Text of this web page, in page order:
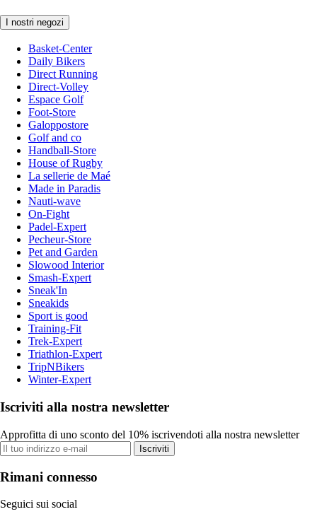
I nostri negozi
Basket-Center
Daily Bikers
Direct Running
Direct-Volley
Espace Golf
Foot-Store
Galoppostore
Golf and co
Handball-Store
House of Rugby
La sellerie de Maé
Made in Paradis
Nauti-wave
On-Fight
Padel-Expert
Pecheur-Store
Pet and Garden
Slowood Interior
Smash-Expert
Sneak'In
Sneakids
Sport is good
Training-Fit
Trek-Expert
Triathlon-Expert
TripNBikers
Winter-Expert
Iscriviti alla nostra newsletter
Approfitta di uno sconto del 10% iscrivendoti alla nostra newsletter
Iscriviti
Rimani connesso
Seguici sui social